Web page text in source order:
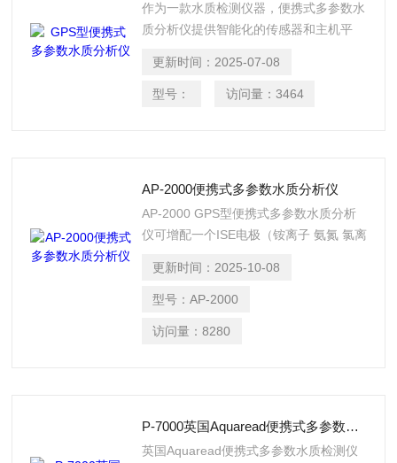
作为一款水质检测仪器，便携式多参数水
质分析仪提供智能化的传感器和主机平
pH、氧化还原电位（ORP）、溶解氧
（DO）、电导率、TDS、盐度、电阻等
更新时间： 2025-07-08
型号： 访问量： 3464
AP-2000便携式多参数水质分析仪
AP-2000 GPS型便携式多参数水质分析
仪可增配一个ISE电极（铵离子 氨氮 氯离
（叶绿素 蓝藻 浊度 水中油）可更换成其
他参数等水质多参数指标，均有温度自动
更新时间： 2025-10-08
型号：AP-2000
访问量：8280
P-7000英国Aquaread便携式多参数水质检测仪
英国Aquaread便携式多参数水质检测仪